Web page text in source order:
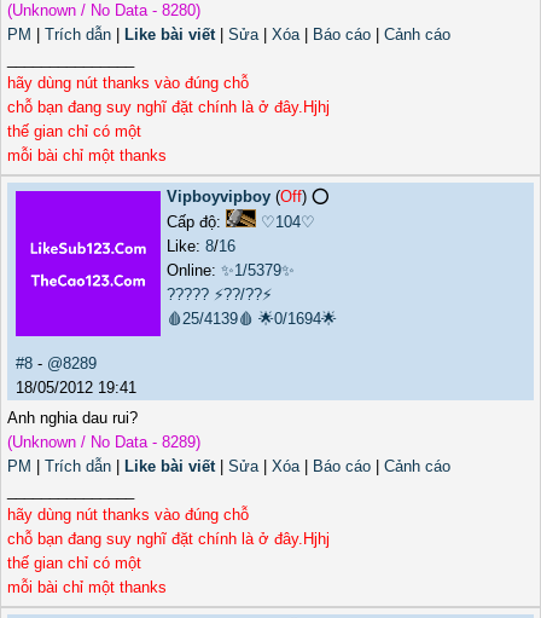
(Unknown / No Data - 8280)
PM
Trích dẫn Like bài viết| Sửa| Xóa| Báo cáo
Cảnh cáo
hãy dùng nút thanks vào đúng chỗ
chỗ bạn đang suy nghĩ đặt chính là ở đây.Hjhj
thế gian chỉ có một
mỗi bài chỉ một thanks
Vipboyvipboy (Off) ⭕️
Cấp độ:
♡104♡
Like: 8/16
Online: ✨1/5379✨
????? ⚡??/??⚡
🩸25/4139🩸 🌟0/1694🌟
#8 - @8289
18/05/2012 19:41
Anh nghia dau rui?
(Unknown / No Data - 8289)
PM
Trích dẫn Like bài viết| Sửa| Xóa| Báo cáo
Cảnh cáo
hãy dùng nút thanks vào đúng chỗ
chỗ bạn đang suy nghĩ đặt chính là ở đây.Hjhj
thế gian chỉ có một
mỗi bài chỉ một thanks